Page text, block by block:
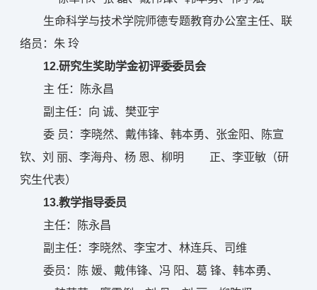
生命科学与技术学院师德专题教育办公室主任、联
络员：朱 玲
12.研究生奖助学金初评委委员会
主 任：陈永昌
副主任：向 诚、樊亚宇
委 员：李晓然、戴伟锋、韩本勇、张金阳、陈宣
钦、刘 丽、李海舟、杨 恩、柳明 正、李亚敏（研
究生代表）
13.教学指导委员
主任：陈永昌
副主任：李晓然、李宝才、林连兵、司维
委员：陈 媛、戴伟锋、冯 阳、葛 锋、韩本勇、